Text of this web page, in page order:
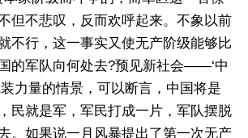
但不悲叹，反而欢呼起来。不象以前
不行，这一事实又使无产阶级能够比
的军队向何处去?预见新社会——‘中
力量的情景，可以断言，中国将是
民就是军，军民打成一片，军队摆脱
。如果说一月风暴提出了第一次无产